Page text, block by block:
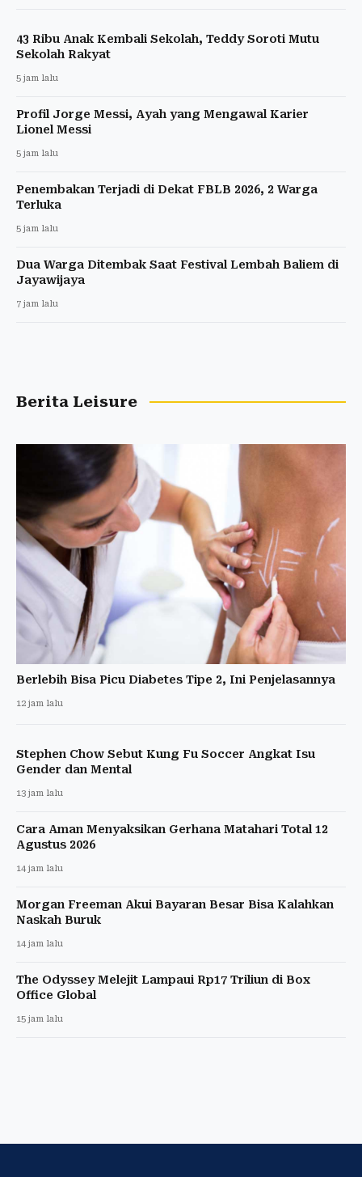
43 Ribu Anak Kembali Sekolah, Teddy Soroti Mutu
Sekolah Rakyat
5 jam lalu
Profil Jorge Messi, Ayah yang Mengawal Karier
Lionel Messi
5 jam lalu
Penembakan Terjadi di Dekat FBLB 2026, 2 Warga
Terluka
5 jam lalu
Dua Warga Ditembak Saat Festival Lembah Baliem di
Jayawijaya
7 jam lalu
Berita Leisure
Berlebih Bisa Picu Diabetes Tipe 2, Ini Penjelasannya
12 jam lalu
Stephen Chow Sebut Kung Fu Soccer Angkat Isu
Gender dan Mental
13 jam lalu
Cara Aman Menyaksikan Gerhana Matahari Total 12
Agustus 2026
14 jam lalu
Morgan Freeman Akui Bayaran Besar Bisa Kalahkan
Naskah Buruk
14 jam lalu
The Odyssey Melejit Lampaui Rp17 Triliun di Box
Office Global
15 jam lalu